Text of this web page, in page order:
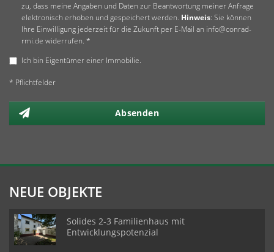
zu, dass meine Angaben und Daten zur Beantwortung meiner Anfrage
elektronisch erhoben und gespeichert werden. Hinweis: Sie können
Ihre Einwilligung jederzeit für die Zukunft per E-Mail an info@conrad-
rmi.de widerrufen. *
Ich bin Eigentümer einer Immobilie.
* Pflichtfelder
Absenden
NEUE OBJEKTE
Solides 2-3 Familienhaus mit
Entwicklungspotenzial